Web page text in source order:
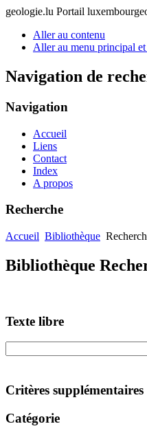
geologie.lu Portail
Aller au contenu
Aller au menu principal
Navigation de
Navigation
Accueil
Liens
Contact
Index
A propos
Recherche
Accueil Bibliothèque
Bibliothèque
Texte libre
Critères supplémentaires
Catégorie